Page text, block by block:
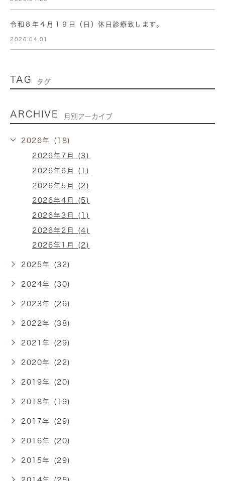
令和８年４月１９日（日）休日診療致します。
2026.04.01
TAG タグ
ARCHIVE 月別アーカイブ
2026年 (18)
2026年7月 (3)
2026年6月 (1)
2026年5月 (2)
2026年4月 (5)
2026年3月 (1)
2026年2月 (4)
2026年1月 (2)
2025年 (32)
2024年 (30)
2023年 (26)
2022年 (38)
2021年 (29)
2020年 (22)
2019年 (20)
2018年 (19)
2017年 (29)
2016年 (20)
2015年 (29)